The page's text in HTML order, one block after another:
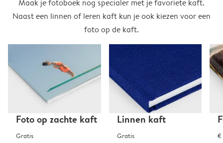
Maak je fotoboek nog specialer met je favoriete kaft.
Naast een linnen of leren kaft kun je ook kiezen voor een
foto op de kaft.
Foto op zachte kaft
Gratis
Linnen kaft
Gratis €